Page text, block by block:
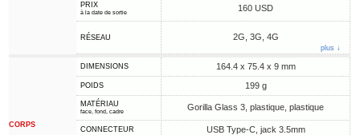
PRIX
à la date de sortie 160 USD
RÉSEAU 2G, 3G, 4G
plus ↓
CORPS
DIMENSIONS 164.4 x 75.4 x 9 mm
POIDS 199 g
MATÉRIAU
face, fond, cadre Gorilla Glass 3, plastique, plastique
CONNECTEUR USB Type-C, jack 3.5mm